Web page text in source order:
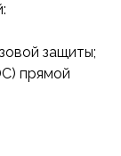
защиты;
прямой